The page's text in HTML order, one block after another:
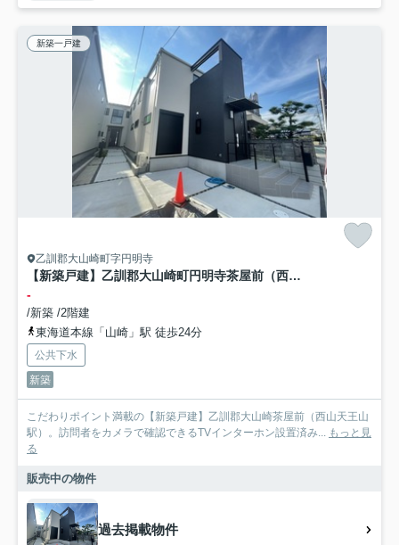
新築一戸建
乙訓郡大山崎町字円明寺
【新築戸建】乙訓郡大山崎町円明寺茶屋前（西山天王山駅）
-
/新築 /2階建
東海道本線「山崎」駅 徒歩24分
公共下水
新築
こだわりポイント満載の【新築戸建】乙訓郡大山崎茶屋前（西山天王山
駅）。訪問者をカメラで確認できるTVインターホン設置済み... もっと見
る
販売中の物件
過去掲載物件